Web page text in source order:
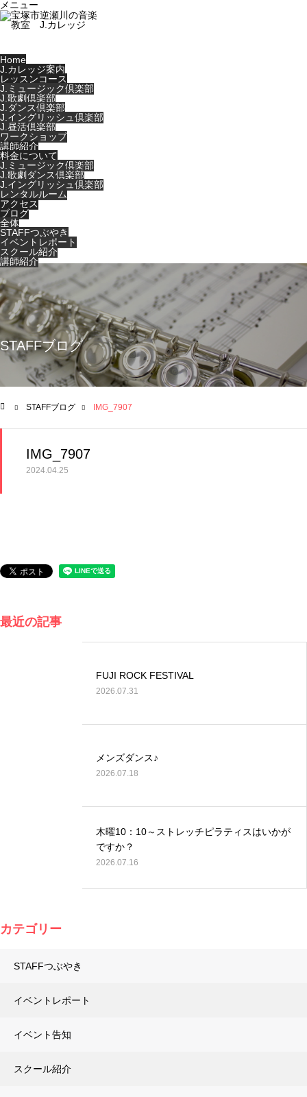
メニュー
Home
J.カレッジ案内
レッスンコース
J.ミュージック倶楽部
J.歌劇倶楽部
J.ダンス倶楽部
J.イングリッシュ倶楽部
J.昼活倶楽部
ワークショップ
講師紹介
料金について
J.ミュージック倶楽部
J.歌劇ダンス倶楽部
J.イングリッシュ倶楽部
レンタルルーム
アクセス
ブログ
全体
STAFFつぶやき
イベントレポート
スクール紹介
講師紹介
Warning
: Undefined variable $cat_id in
/home/users/0/music-
life/web/jcollege-tkz.jp/wp-
content/themes/noel_tcd072/single.php
on line 29
STAFFブログ
STAFFブログ IMG_7907
IMG_7907
2024.04.25
最近の記事
FUJI ROCK FESTIVAL
2026.07.31
メンズダンス♪
2026.07.18
木曜10：10～ストレッチピラティスはいかが
ですか？
2026.07.16
カテゴリー
STAFFつぶやき
イベントレポート
イベント告知
スクール紹介